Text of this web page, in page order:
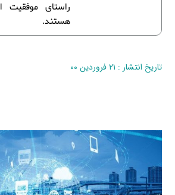
راستای موفقیت
هستند.
تاریخ انتشار : ۲۱ فروردین ۰۰